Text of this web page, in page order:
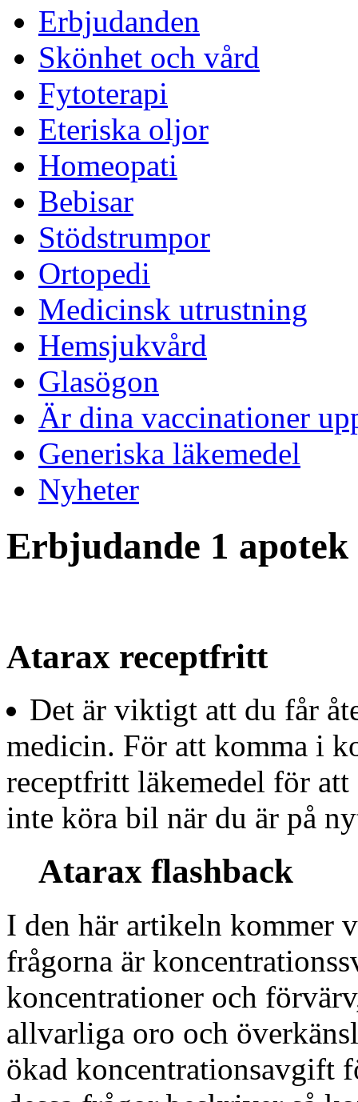
Erbjudanden
Skönhet och vård
Fytoterapi
Eteriska oljor
Homeopati
Bebisar
Stödstrumpor
Ortopedi
Medicinsk utrustning
Hemsjukvård
Glasögon
Är dina vaccinationer
Generiska läkemedel
Nyheter
Erbjudande 1
Atarax receptfritt
Det är viktigt att du får
medicin. För att komma i
receptfritt läkemedel för
inte köra bil när du är på
Atarax flashback
I den här artikeln kommer
frågorna är
koncentrationer och
allvarliga oro och
ökad koncentrationsavgift